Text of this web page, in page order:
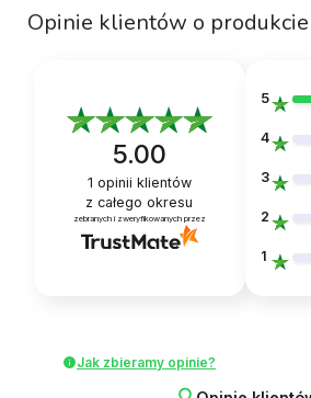
Opinie klientów o produkcie
5.00
1 opinii klientów
z całego okresu
zebranych i zweryfikowanych przez
5
4
3
2
1
Jak zbieramy opinie?